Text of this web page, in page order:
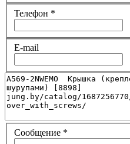
Телефон *
E-mail
Сообщение *